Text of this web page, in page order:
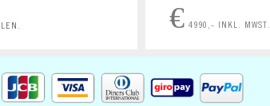
€ 4990,- INKL. MWST.